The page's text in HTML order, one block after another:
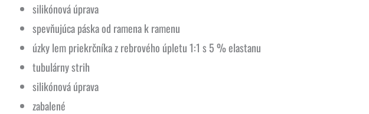
silikónová úprava
spevňujúca páska od ramena k ramenu
úzky lem priekrčníka z rebrového úpletu 1:1 s 5 % elastanu
tubulárny strih
silikónová úprava
zabalené